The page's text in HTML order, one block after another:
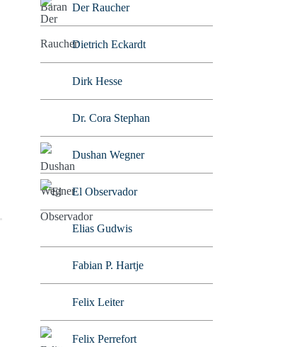
Der Raucher
Dietrich Eckardt
Dirk Hesse
Dr. Cora Stephan
Dushan Wegner
El Observador
Elias Gudwis
Fabian P. Hartje
Felix Leiter
Felix Perrefort